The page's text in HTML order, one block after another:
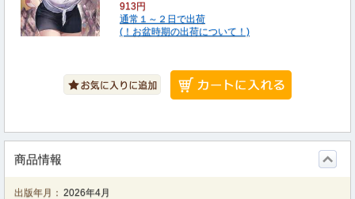
913円
通常１～２日で出荷
(！お盆時期の出荷について！)
商品情報
出版年月： 2026年4月